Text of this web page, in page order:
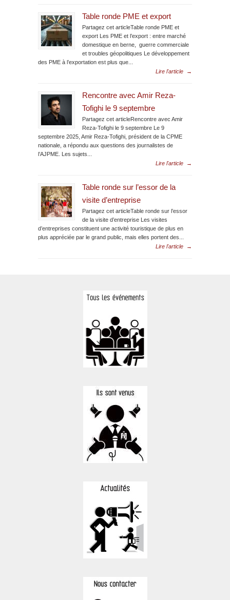
Table ronde PME et export
Partagez cet articleTable ronde PME et
export Les PME et l’export : entre marché
domestique en berne, guerre commerciale
et troubles géopolitiques Le développement
des PME à l’exportation est plus que...
Lire l'article
→
Rencontre avec Amir Reza-
Tofighi le 9 septembre
Partagez cet articleRencontre avec Amir
Reza-Tofighi le 9 septembre Le 9
septembre 2025, Amir Reza-Tofighi, président de la CPME
nationale, a répondu aux questions des journalistes de
l’AJPME. Les sujets...
Lire l'article
→
Table ronde sur l’essor de la
visite d’entreprise
Partagez cet articleTable ronde sur l’essor
de la visite d’entreprise Les visites
d’entreprises constituent une activité touristique de plus en
plus appréciée par le grand public, mais elles portent des...
Lire l'article
→